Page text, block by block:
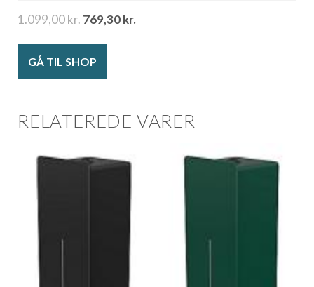
1.099,00kr.769,30kr.
GÅ TIL SHOP
RELATEREDE VARER